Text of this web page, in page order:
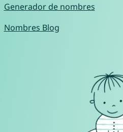
Generador de nombres
Nombres Blog